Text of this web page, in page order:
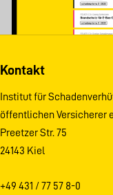
Kontakt
Institut für
öffentlichen Versicherer
Preetzer Str. 75
24143 Kiel
+49 431 / 77 57 8-0